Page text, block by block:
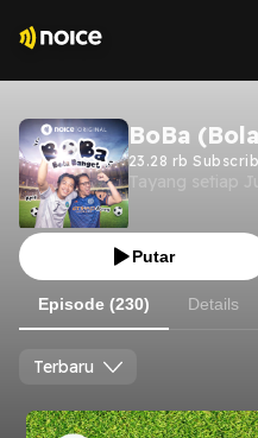
BoBa
23.28 rb
Putar
Episode (230) Details
Terbaru